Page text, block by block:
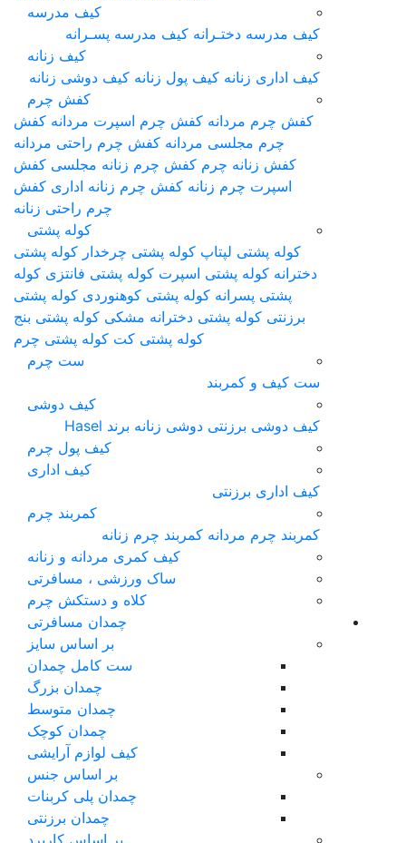
کیف مدرسه
کیف مدرسه دختـرانه کیف مدرسه پسـرانه
کیف زنانه
کیف اداری زنانه کیف پول زنانه کیف دوشی زنانه
کفش چرم
کفش چرم مردانه کفش چرم اسپرت مردانه کفش
چرم مجلسی مردانه کفش چرم راحتی مردانه
کفش زنانه چرم کفش چرم زنانه مجلسی کفش
اسپرت چرم زنانه کفش چرم زنانه اداری کفش
چرم راحتی زنانه
کوله پشتی
کوله پشتی لپتاپ کوله پشتی چرخدار کوله پشتی
دخترانه کوله پشتی اسپرت کوله پشتی فانتزی کوله
پشتی پسرانه کوله پشتی کوهنوردی کوله پشتی
برزنتی کوله پشتی دخترانه مشکی کوله پشتی بنج
کوله پشتی کت کوله پشتی چرم
ست چرم
ست کیف و کمربند
کیف دوشی
کیف دوشی برزنتی دوشی زنانه برند Hasel
کیف پول چرم
کیف اداری
کیف اداری برزنتی
کمربند چرم
کمربند چرم مردانه کمربند چرم زنانه
کیف کمری مردانه و زنانه
ساک ورزشی ، مسافرتی
کلاه و دستکش چرم
چمدان مسافرتی
بر اساس سایز
ست کامل چمدان
چمدان بزرگ
چمدان متوسط
چمدان کوچک
کیف لوازم آرایشی
بر اساس جنس
چمدان پلی کربنات
چمدان برزنتی
بر اساس کاربرد